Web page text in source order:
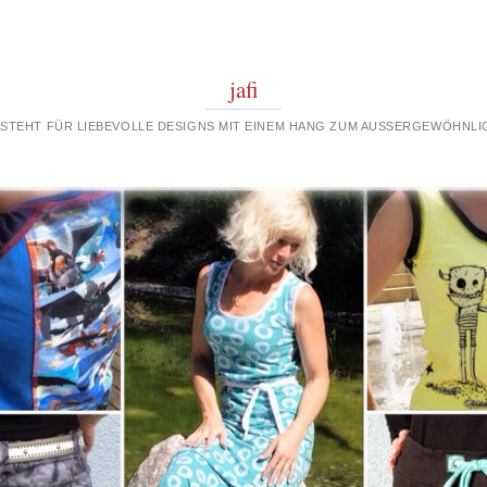
jafi
FÜR LIEBEVOLLE DESIGNS MIT EINEM HANG ZUM